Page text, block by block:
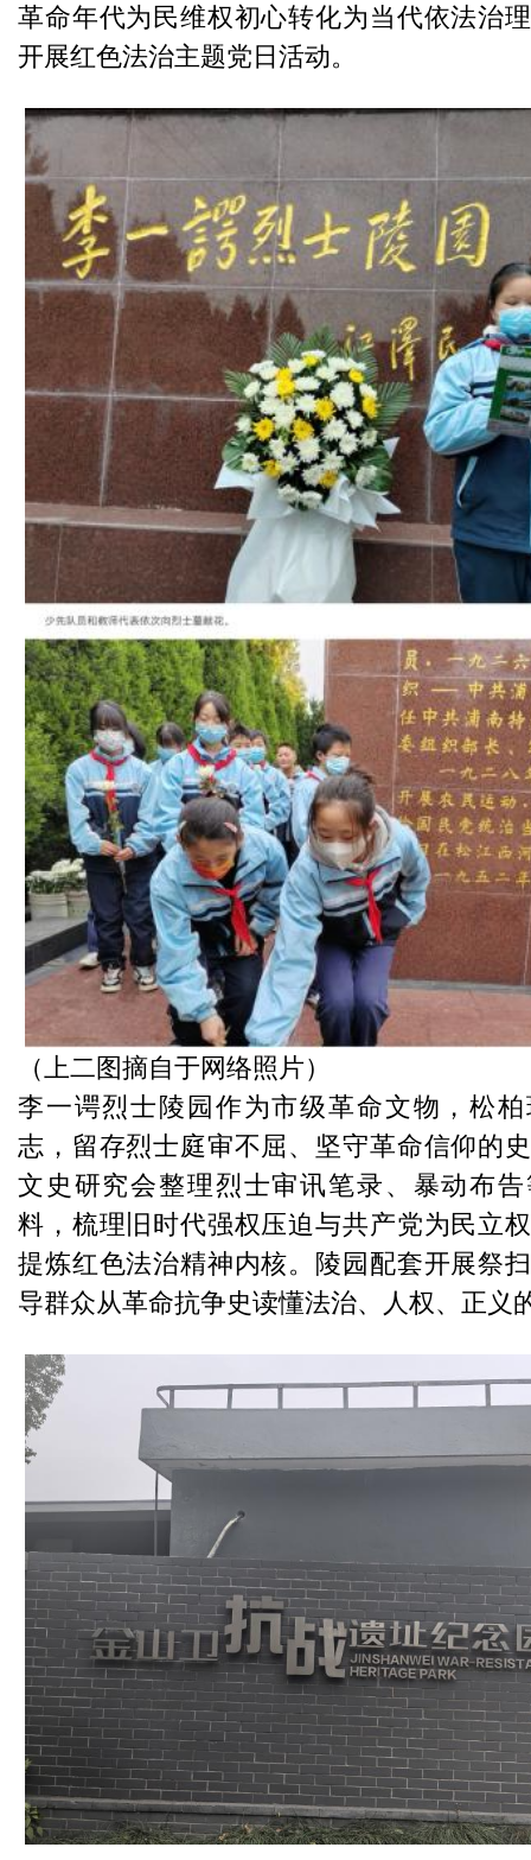
革命年代为民维权初心转化为当代依法治
开展红色法治主题党日活动。
（上二图摘自于网络照片）
李一谔烈士陵园作为市级革命文物，松
志，留存烈士庭审不屈、坚守革命信仰的
文史研究会整理烈士审讯笔录、暴动布
料，梳理旧时代强权压迫与共产党为民立
提炼红色法治精神内核。陵园配套开展祭
导群众从革命抗争史读懂法治、人权、正义